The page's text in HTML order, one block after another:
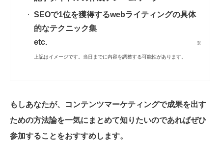
SEOで1位を獲得するwebライティングの具体
的なテクニック集
etc.
※
上記はイメージです。当日までに内容を調整する可能性があります。
もしあなたが、コンテンツマーケティングで成果を出す
ための方法論を一気にまとめて知りたいのであればぜひ
参加することをおすすめします。